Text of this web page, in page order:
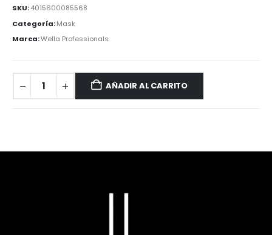
SKU:4015600085568
Categoría:Mask
Marca:Wella Professionals
AÑADIR AL CARRITO